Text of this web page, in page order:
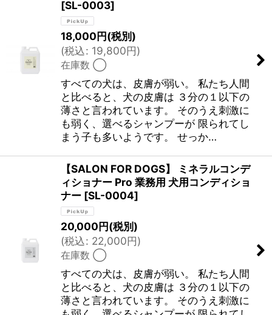
[SL-0003]
18,000円(税別)
(税込: 19,800円)
在庫数 ◯
すべての犬は、皮膚が弱い。 私たち人間
と比べると、犬の皮膚は ３分の１以下の
薄さと言われています。 そのうえ刺激に
も弱く、選べるシャンプーが 限られてし
まう子も多いようです。 せっか…
【SALON FOR DOGS】 ミネラルコンデ
ィショナー Pro 業務用 犬用コンディショ
ナー [SL-0004]
20,000円(税別)
(税込: 22,000円)
在庫数 ◯
すべての犬は、皮膚が弱い。 私たち人間
と比べると、犬の皮膚は ３分の１以下の
薄さと言われています。 そのうえ刺激に